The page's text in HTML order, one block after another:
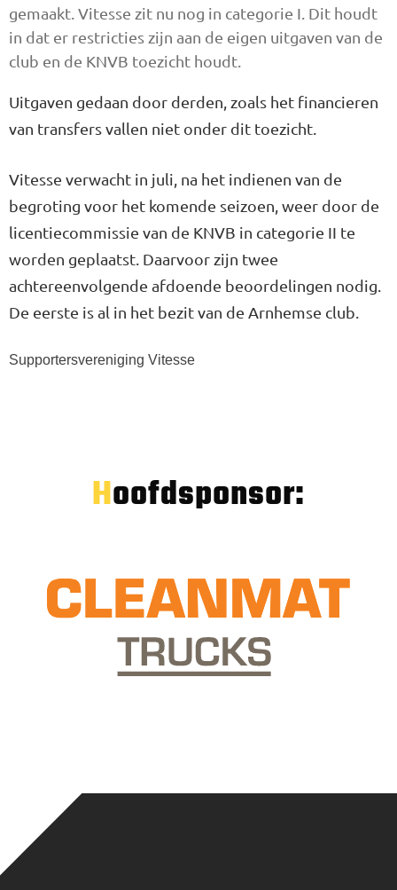
gemaakt. Vitesse zit nu nog in categorie I. Dit houdt
in dat er restricties zijn aan de eigen uitgaven van de
club en de KNVB toezicht houdt.
Uitgaven gedaan door derden, zoals het financieren
van transfers vallen niet onder dit toezicht.
Vitesse verwacht in juli, na het indienen van de
begroting voor het komende seizoen, weer door de
licentiecommissie van de KNVB in categorie II te
worden geplaatst. Daarvoor zijn twee
achtereenvolgende afdoende beoordelingen nodig.
De eerste is al in het bezit van de Arnhemse club.
Supportersvereniging Vitesse
Hoofdsponsor: